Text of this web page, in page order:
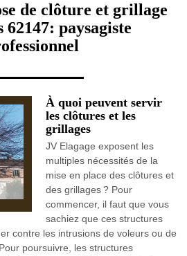
de clôture et grillage
62147: paysagiste
À quoi peuvent servir
les clôtures et les
grillages
JV Elagage exposent les
multiples nécessités de la
mise en place des clôtures et
des grillages ? Pour
commencer, il faut que vous
sachiez que ces structures
contre les intrusions de voleurs ou de
poursuivre, les structures